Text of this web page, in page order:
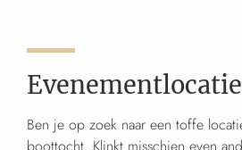
Ben je op zoek naar een toffe